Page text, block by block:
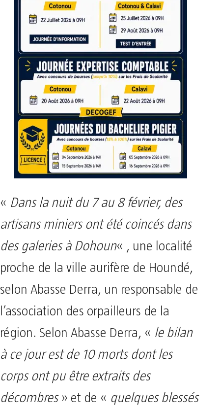
« Dans la nuit du 7 au 8 février, des
artisans miniers ont été coincés dans
des galeries à Dohoun« , une localité
proche de la ville aurifère de Houndé,
selon Abasse Derra, un responsable de
l’association des orpailleurs de la
région. Selon Abasse Derra, « le bilan
à ce jour est de 10 morts dont les
corps ont pu être extraits des
décombres» et de « quelques blessés